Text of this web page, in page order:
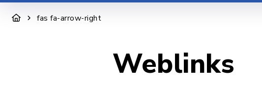
fas fa-arrow-right
Weblinks